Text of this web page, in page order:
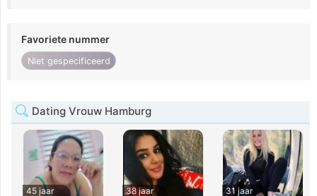
Favoriete nummer
Niet gespecificeerd
Dating Vrouw Hamburg
45 jaar
38 jaar
31 jaar